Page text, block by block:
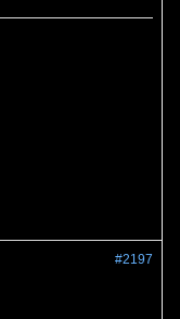
#2197